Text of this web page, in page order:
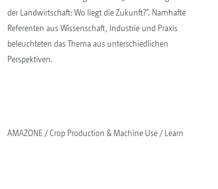
der Landwirtschaft: Wo liegt die Zukunft?“. Namhafte
Referenten aus Wissenschaft, Industrie und Praxis
beleuchteten das Thema aus unterschiedlichen
Perspektiven.
AMAZONE Crop Production & Machine Use Learn